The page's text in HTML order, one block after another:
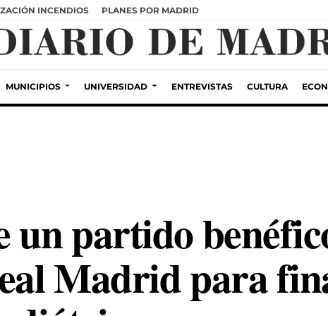
INCENDIOS PLANES POR MADRID
MUNICIPIOS UNIVERSIDAD ENTREVISTAS CULTURA
un partido
Madrid para